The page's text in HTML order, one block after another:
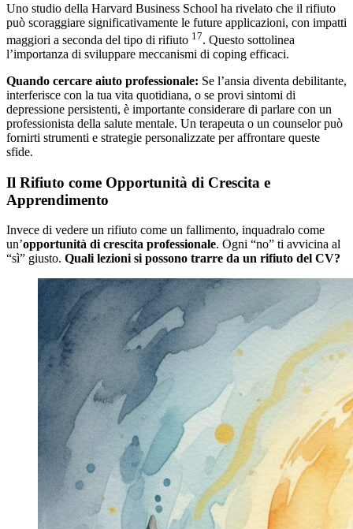
Uno studio della Harvard Business School ha rivelato che il rifiuto
può scoraggiare significativamente le future applicazioni, con impatti
maggiori a seconda del tipo di rifiuto 17. Questo sottolinea
l’importanza di sviluppare meccanismi di coping efficaci.
Quando cercare aiuto professionale: Se l’ansia diventa debilitante,
interferisce con la tua vita quotidiana, o se provi sintomi di
depressione persistenti, è importante considerare di parlare con un
professionista della salute mentale. Un terapeuta o un counselor può
fornirti strumenti e strategie personalizzate per affrontare queste
sfide.
Il Rifiuto come Opportunità di Crescita e
Apprendimento
Invece di vedere un rifiuto come un fallimento, inquadralo come
un’opportunità di crescita professionale. Ogni “no” ti avvicina al
“sì” giusto. Quali lezioni si possono trarre da un rifiuto del CV?